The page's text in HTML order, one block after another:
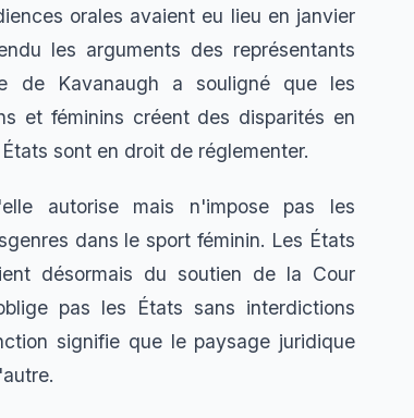
orales avaient eu lieu en janvier
les arguments des représentants
de Kavanaugh a souligné que les
et féminins créent des disparités en
sont en droit de réglementer.
autorise mais n'impose pas les
dans le sport féminin. Les États
désormais du soutien de la Cour
pas les États sans interdictions
signifie que le paysage juridique